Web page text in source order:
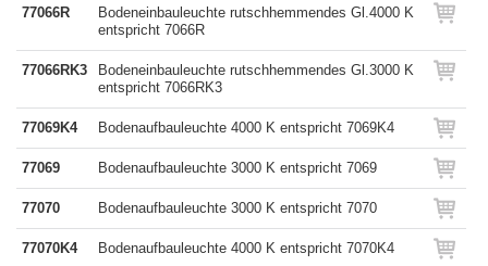
77066R
Bodeneinbauleuchte rutschhemmendes Gl.4000 K
entspricht 7066R
77066RK3
Bodeneinbauleuchte rutschhemmendes Gl.3000 K
entspricht 7066RK3
77069K4 Bodenaufbauleuchte 4000 K entspricht 7069K4
77069 Bodenaufbauleuchte 3000 K entspricht 7069
77070 Bodenaufbauleuchte 3000 K entspricht 7070
77070K4 Bodenaufbauleuchte 4000 K entspricht 7070K4